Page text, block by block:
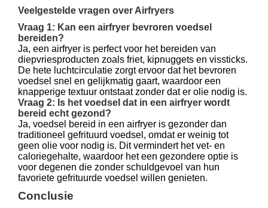
Veelgestelde vragen over Airfryers
Vraag 1: Kan een airfryer bevroren voedsel
bereiden?
Ja, een airfryer is perfect voor het bereiden van
diepvriesproducten zoals friet, kipnuggets en vissticks.
De hete luchtcirculatie zorgt ervoor dat het bevroren
voedsel snel en gelijkmatig gaart, waardoor een
knapperige textuur ontstaat zonder dat er olie nodig is.
Vraag 2: Is het voedsel dat in een airfryer wordt
bereid echt gezond?
Ja, voedsel bereid in een airfryer is gezonder dan
traditioneel gefrituurd voedsel, omdat er weinig tot
geen olie voor nodig is. Dit vermindert het vet- en
caloriegehalte, waardoor het een gezondere optie is
voor degenen die zonder schuldgevoel van hun
favoriete gefrituurde voedsel willen genieten.
Conclusie